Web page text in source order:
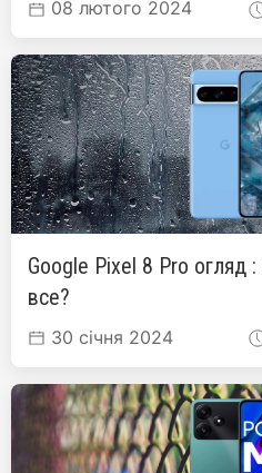
08 лютого 2024
Google Pixel 8 Pro огляд
все?
30 січня 2024